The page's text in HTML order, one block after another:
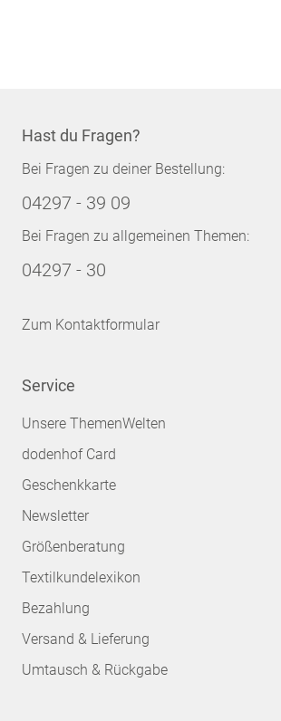
Hast du Fragen?
Bei Fragen zu deiner Bestellung:
04297 - 39 09
Bei Fragen zu allgemeinen Themen:
04297 - 30
Zum Kontaktformular
Service
Unsere ThemenWelten
dodenhof Card
Geschenkkarte
Newsletter
Größenberatung
Textilkundelexikon
Bezahlung
Versand & Lieferung
Umtausch & Rückgabe